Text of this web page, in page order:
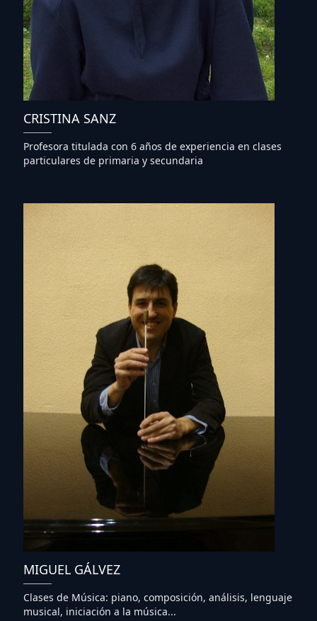
CRISTINA SANZ
Profesora titulada con 6 años de experiencia en clases
particulares de primaria y secundaria
MIGUEL GÁLVEZ
Clases de Música: piano, composición, análisis, lenguaje
musical, iniciación a la música...